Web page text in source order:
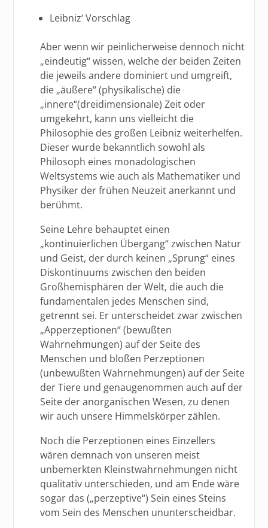
Leibniz‘ Vorschlag
Aber wenn wir peinlicherweise dennoch nicht
„eindeutig“ wissen, welche der beiden Zeiten
die jeweils andere dominiert und umgreift,
die „äußere“ (physikalische) die
„innere“(dreidimensionale) Zeit oder
umgekehrt, kann uns vielleicht die
Philosophie des großen Leibniz weiterhelfen.
Dieser wurde bekanntlich sowohl als
Philosoph eines monadologischen
Weltsystems wie auch als Mathematiker und
Physiker der frühen Neuzeit anerkannt und
berühmt.
Seine Lehre behauptet einen
„kontinuierlichen Übergang“ zwischen Natur
und Geist, der durch keinen „Sprung“ eines
Diskontinuums zwischen den beiden
Großhemisphären der Welt, die auch die
fundamentalen jedes Menschen sind,
getrennt sei. Er unterscheidet zwar zwischen
„Apperzeptionen“ (bewußten
Wahrnehmungen) auf der Seite des
Menschen und bloßen Perzeptionen
(unbewußten Wahrnehmungen) auf der Seite
der Tiere und genaugenommen auch auf der
Seite der anorganischen Wesen, zu denen
wir auch unsere Himmelskörper zählen.
Noch die Perzeptionen eines Einzellers
wären demnach von unseren meist
unbemerkten Kleinstwahrnehmungen nicht
qualitativ unterschieden, und am Ende wäre
sogar das („perzeptive“) Sein eines Steins
vom Sein des Menschen ununterscheidbar.